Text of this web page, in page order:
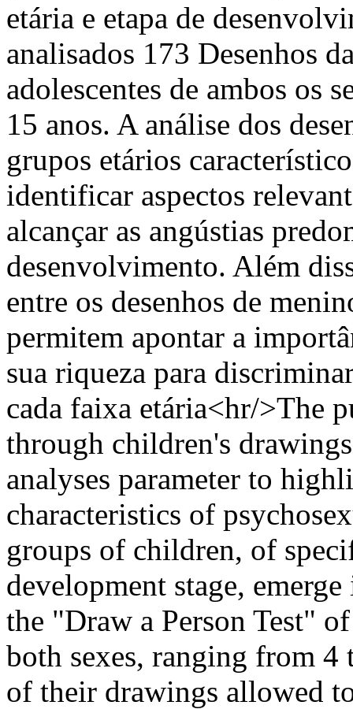
etária e etapa de
analisados 173 Desenhos
adolescentes de ambos os
15 anos. A análise dos
grupos etários
identificar aspectos
alcançar as angústias
desenvolvimento. Além
entre os desenhos de
permitem apontar a
sua riqueza para
cada faixa etária<hr/>The
through children's
analyses parameter to
characteristics of
groups of children, of
development stage,
the "Draw a Person Test"
both sexes, ranging from 4
of their drawings allowed